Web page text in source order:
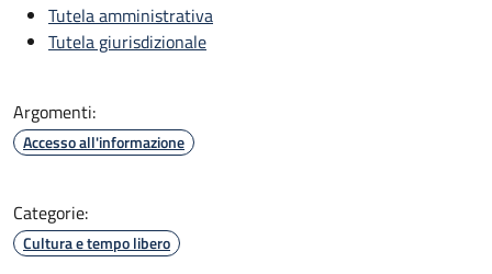
Tutela amministrativa
Tutela giurisdizionale
Argomenti:
Accesso all'informazione
Categorie:
Cultura e tempo libero